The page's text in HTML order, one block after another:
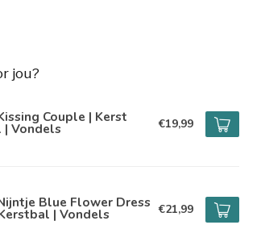
jou?
Couple | Kerst
Vondels €19,99
Blue Flower Dress
| Vondels €21,99